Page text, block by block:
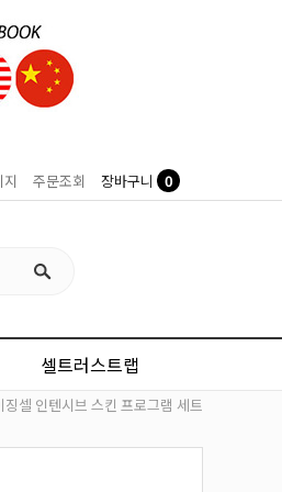
주문조회 장바구니 0
셀트러스트랩
징셀 인텐시브 스킨 프로그램 세트